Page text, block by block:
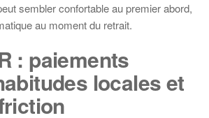
sembler confortable au premier abord,
au moment du retrait.
: paiements
locales et